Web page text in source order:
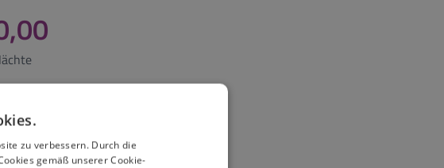
zu verbessern. Durch die
gemäß unserer Cookie-